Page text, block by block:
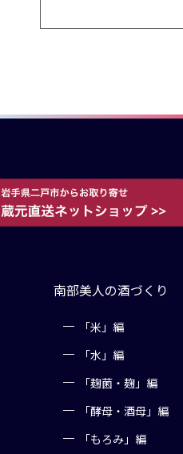
南部美人の酒づくり
「米」編
「水」編
「麹菌・麹」編
「酵母・酒母」編
「もろみ」編